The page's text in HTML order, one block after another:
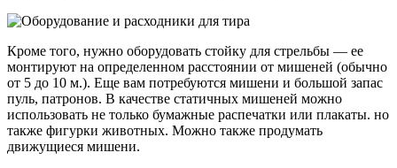
Кроме того, нужно оборудовать стойку для стрельбы — ее
монтируют на определенном расстоянии от мишеней (обычно
от 5 до 10 м.). Еще вам потребуются мишени и большой запас
пуль, патронов. В качестве статичных мишеней можно
использовать не только бумажные распечатки или плакаты. но
также фигурки животных. Можно также продумать
движущиеся мишени.